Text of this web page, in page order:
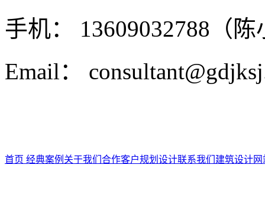
手机： 13609032788（陈
Email：
首页 经典案例 关于我们 合作客户规划设计联系我们 建筑设计